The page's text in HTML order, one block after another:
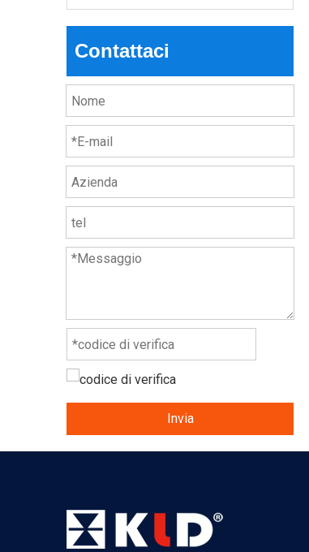
Contattaci
Invia